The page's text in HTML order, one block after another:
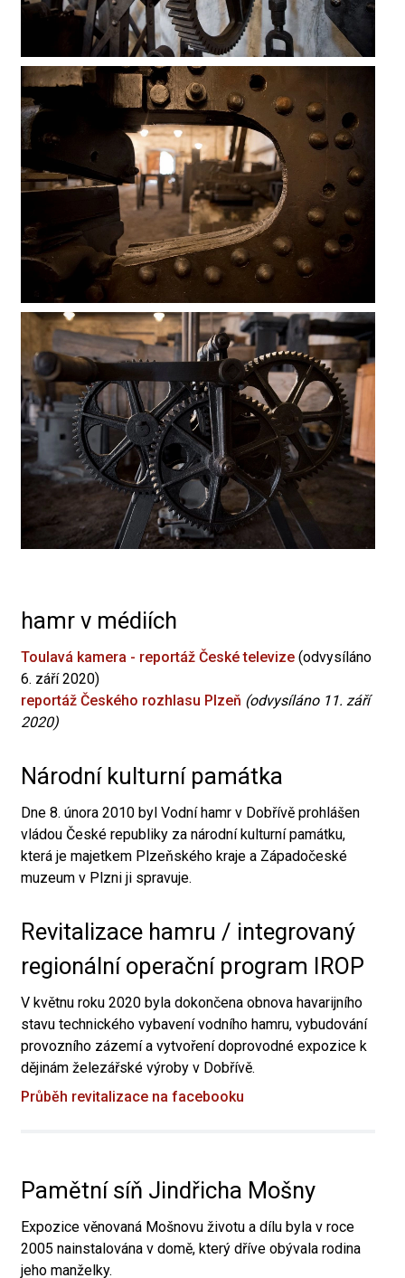
hamr v médiích
Toulavá kamera - reportáž České televize (odvysíláno
6. září 2020)
reportáž Českého rozhlasu Plzeň (odvysíláno 11. září
2020)
Národní kulturní památka
Dne 8. února 2010 byl Vodní hamr v Dobřívě prohlášen
vládou České republiky za národní kulturní památku,
která je majetkem Plzeňského kraje a Západočeské
muzeum v Plzni ji spravuje.
Revitalizace hamru / integrovaný
regionální operační program IROP
V květnu roku 2020 byla dokončena obnova havarijního
stavu technického vybavení vodního hamru, vybudování
provozního zázemí a vytvoření doprovodné expozice k
dějinám železářské výroby v Dobřívě.
Průběh revitalizace na facebooku
Pamětní síň Jindřicha Mošny
Expozice věnovaná Mošnovu životu a dílu byla v roce
2005 nainstalována v domě, který dříve obývala rodina
jeho manželky.